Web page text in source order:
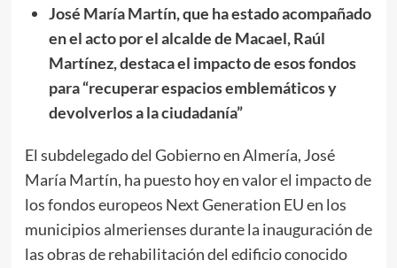
José María Martín, que ha estado acompañado
en el acto por el alcalde de Macael, Raúl
Martínez, destaca el impacto de esos fondos
para “recuperar espacios emblemáticos y
devolverlos a la ciudadanía”
El subdelegado del Gobierno en Almería, José
María Martín, ha puesto hoy en valor el impacto de
los fondos europeos Next Generation EU en los
municipios almerienses durante la inauguración de
las obras de rehabilitación del edificio conocido